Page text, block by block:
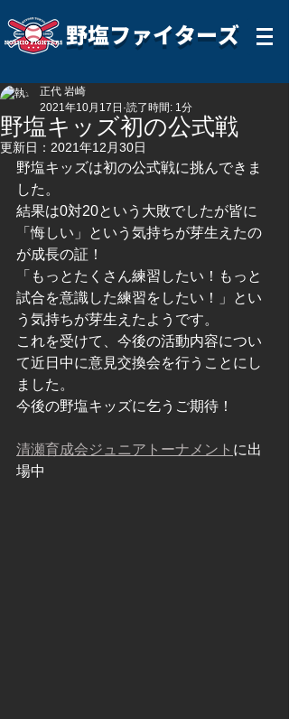
野塩ファイターズ
野塩キッズ初の公式戦
正代 岩崎
2021年10月17日 読了時間: 1分
更新日： 2021年12月30日
野塩キッズは初の公式戦に挑んできま
した。
結果は0対20という大敗でしたが皆に
「悔しい」という気持ちが芽生えたの
が成長の証！
「もっとたくさん練習したい！もっと
試合を意識した練習をしたい！」とい
う気持ちが芽生えたようです。
これを受けて、今後の活動内容につい
て近日中に意見交換会を行うことにし
ました。
今後の野塩キッズに乞うご期待！
清瀬育成会ジュニアトーナメント に出
場中